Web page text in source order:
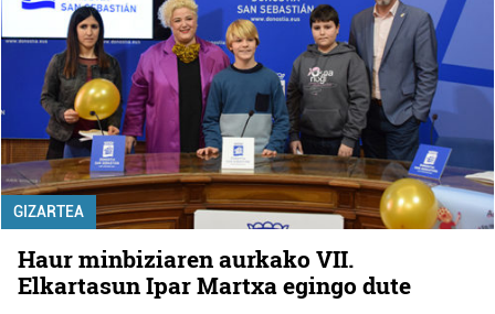
GIZARTEA
Haur minbiziaren aurkako VII.
Elkartasun Ipar Martxa egingo dute